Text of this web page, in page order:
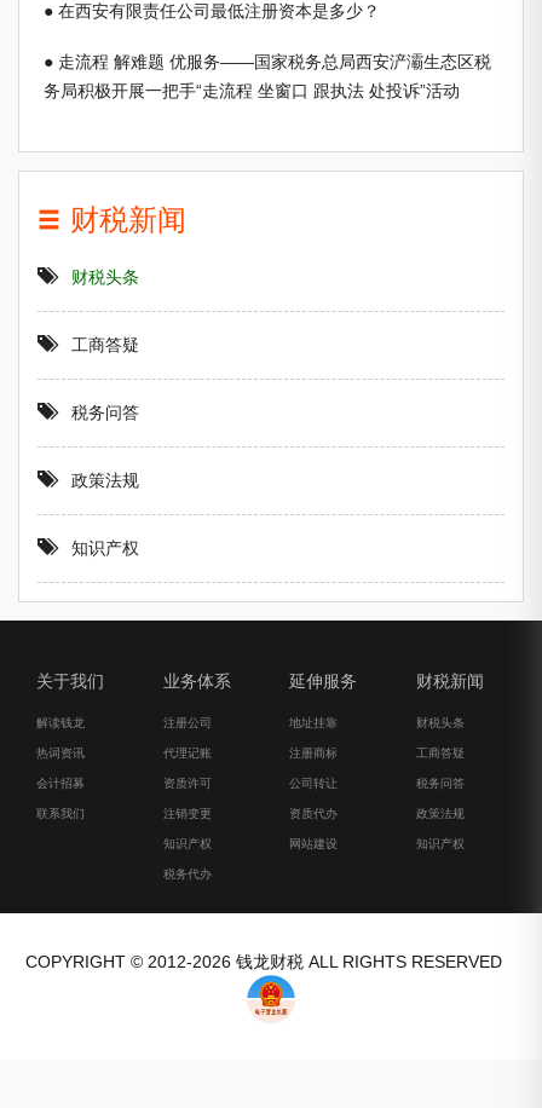
● 在西安有限责任公司最低注册资本是多少？
● 走流程 解难题 优服务——国家税务总局西安浐灞生态区税
务局积极开展一把手“走流程 坐窗口 跟执法 处投诉”活动
财税新闻
财税头条
工商答疑
税务问答
政策法规
知识产权
关于我们
解读钱龙
热词资讯
会计招募
联系我们
业务体系
注册公司
代理记账
资质许可
注销变更
知识产权
税务代办
延伸服务
地址挂靠
注册商标
公司转让
资质代办
网站建设
财税新闻
财税头条
工商答疑
税务问答
政策法规
知识产权
COPYRIGHT © 2012-2026 钱龙财税 ALL RIGHTS RESERVED